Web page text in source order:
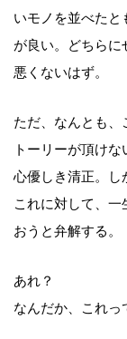
いモノを並べたと
が良い。どちらに
悪くないはず。
ただ、なんとも、
トーリーが頂け
心優しき清正。し
これに対して、一
おうと弁解する。
あれ？
なんだか、これっ